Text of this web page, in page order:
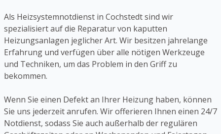
Als Heizsystemnotdienst in Cochstedt sind wir
spezialisiert auf die Reparatur von kaputten
Heizungsanlagen jeglicher Art. Wir besitzen jahrelange
Erfahrung und verfügen über alle nötigen Werkzeuge
und Techniken, um das Problem in den Griff zu
bekommen.
Wenn Sie einen Defekt an Ihrer Heizung haben, können
Sie uns jederzeit anrufen. Wir offerieren Ihnen einen 24/7
Notdienst, sodass Sie auch außerhalb der regulären